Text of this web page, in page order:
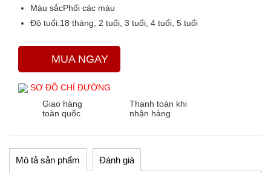
Màu sắcPhối các màu
Độ tuổi:18 tháng, 2 tuổi, 3 tuổi, 4 tuổi, 5 tuổi
MUA NGAY
SƠ ĐỒ CHỈ ĐƯỜNG
Giao hàng
toàn quốc
Thanh toán khi
nhận hàng
Mô tả sản phẩm Đánh giá